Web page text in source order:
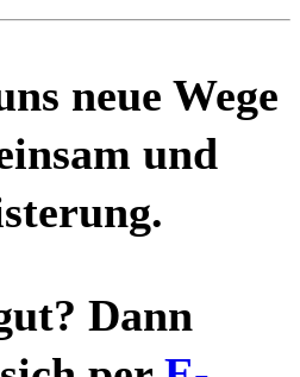
neue Wege
und
Dann